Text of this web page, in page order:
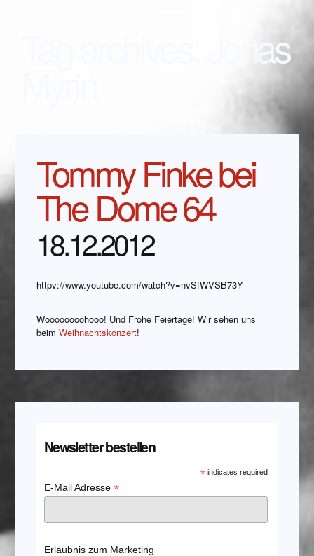
Jonas
Tommy Finke bei
The Dome 64
18.12.2012
httpv://www.youtube.com/watch?v=nvSfWVSB73Y
Woooooooohooo! Und Frohe Feiertage! Wir sehen uns
beimWeihnachtskonzert!
Newsletter bestellen
* indicates required
E-Mail Adresse *
Erlaubnis zum Marketing